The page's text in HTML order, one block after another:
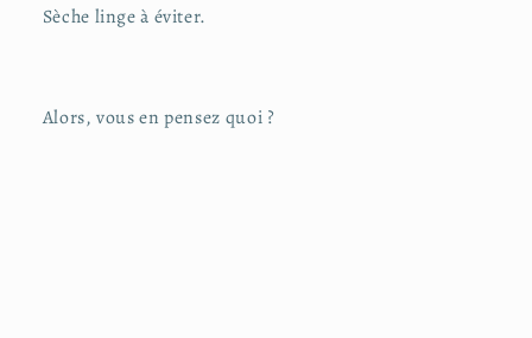
Sèche linge à éviter.
Alors, vous en pensez quoi ?